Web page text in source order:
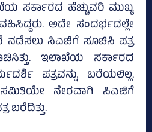
ಸರ್ಕಾರದ ಹೆಚ್ಚುವರಿ ಮುಖ್ಯ
ಅದೇ ಸಂದರ್ಭದಲ್ಲೇ
ನಡೆಸಲು ಸಿಎಜಿಗೆ ಸೂಚಿಸಿ ಪತ್ರ
ಇಲಾಖೆಯ ಸರ್ಕಾರದ
ಪತ್ರವನ್ನು ಬರೆಯಲಿಲ್ಲ.
ಸಮಿತಿಯೇ ನೇರವಾಗಿ ಸಿಎಜಿಗೆ
ಬರೆದಿತ್ತು.